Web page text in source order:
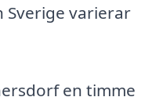
Sverige varierar
en timme